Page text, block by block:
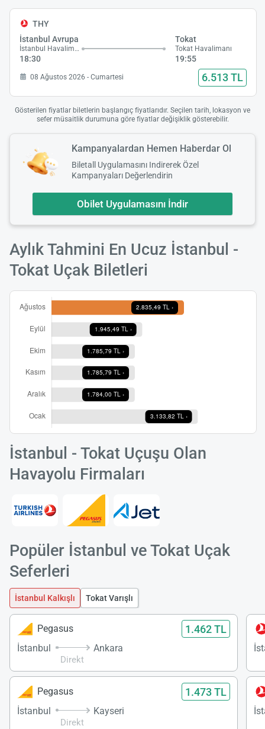
THY
İstanbul Avrupa
İstanbul Havalimanı
18:30
Tokat
Tokat Havalimanı
19:55
08 Ağustos 2026 - Cumartesi 6.513 TL
Gösterilen fiyatlar biletlerin başlangıç fiyatlarıdır. Seçilen tarih, lokasyon ve
sefer müsaitlik durumuna göre fiyatlar değişiklik gösterebilir.
Kampanyalardan Hemen Haberdar Ol
Biletall Uygulamasını Indirerek Özel
Kampanyaları Değerlendirin
Obilet Uygulamasını İndir
Aylık Tahmini En Ucuz İstanbul -
Tokat Uçak Biletleri
İstanbul - Tokat Uçuşu Olan
Havayolu Firmaları
Popüler İstanbul ve Tokat Uçak
Seferleri
İstanbul Kalkışlı Tokat Varışlı
Pegasus 1.462 TL
İstanbul
Direkt
Ankara
Pegasus 1.473 TL
İstanbul
Direkt
Kayseri